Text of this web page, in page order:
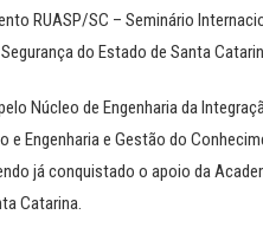
RUASP/SC – Seminário
do Estado de Santa
Núcleo de Engenharia da
Engenharia e Gestão do
já conquistado o apoio da
Catarina.